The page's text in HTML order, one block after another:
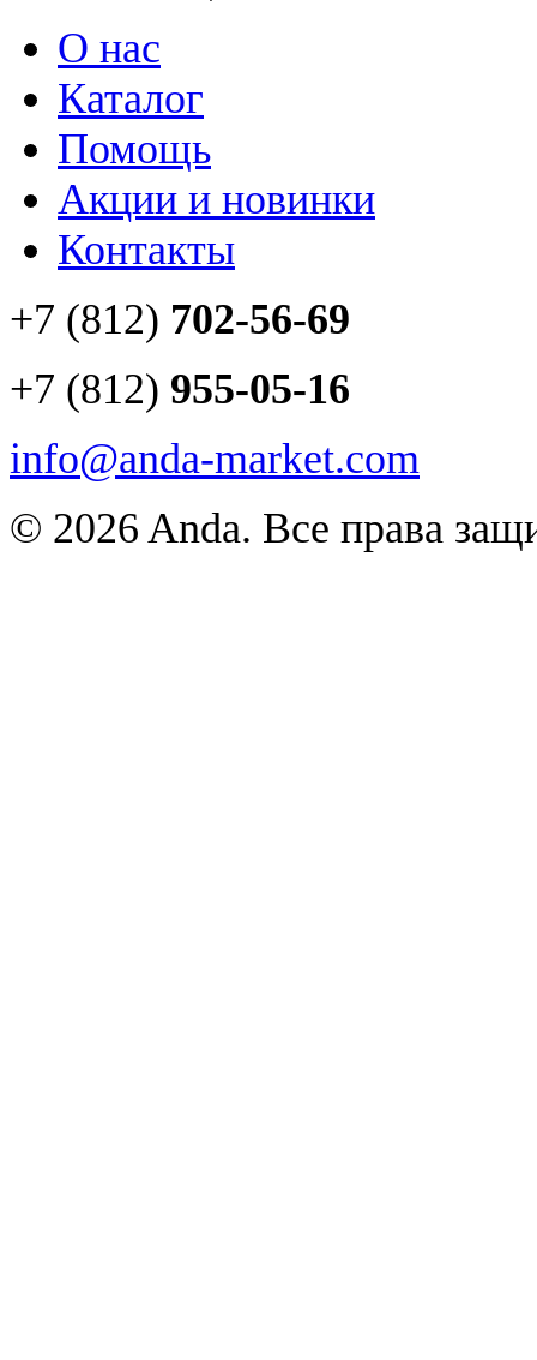
О нас
Каталог
Помощь
Акции и новинки
Контакты
+7 (812) 702-56-69
+7 (812) 955-05-16
info@anda-market.com
© 2026 Anda. Все права